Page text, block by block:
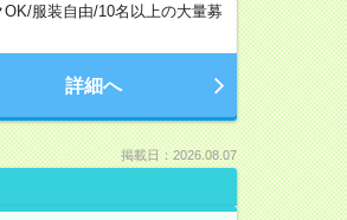
OK/服装自由/10名以上の大量募
詳細へ
掲載日：2026.08.07